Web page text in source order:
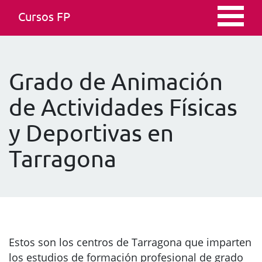
Cursos FP
Grado de Animación
de Actividades Físicas
y Deportivas en
Tarragona
Estos son los centros de Tarragona que imparten
los estudios de formación profesional de grado